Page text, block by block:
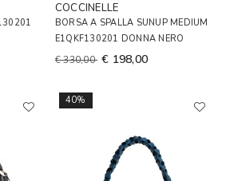
COCCINELLE
BORSA A SPALLA SUNUP MEDIUM
E1QKF130201 DONNA NERO
€ 330,00 € 198,00
40%